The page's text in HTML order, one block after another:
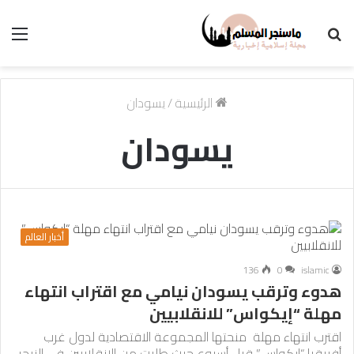
الرئيسية/يسودان
يسودان
أخبار العالم
islamic
0
136
هدوء وترقب يسودان نيامي مع اقتراب انتهاء
مهلة “إيكواس” للانقلابيين
اقترب انتهاء مهلة منحتها المجموعة الاقتصادية لدول غرب